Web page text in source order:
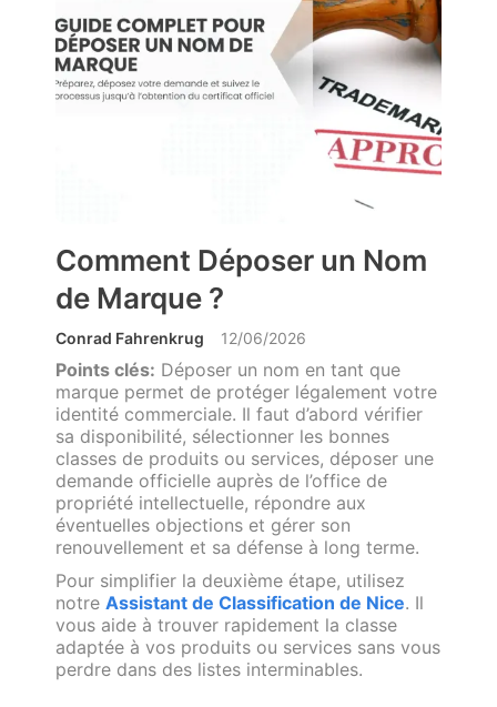
Comment Déposer un Nom
de Marque ?
Conrad Fahrenkrug 12/06/2026
Points clés: Déposer un nom en tant que
marque permet de protéger légalement votre
identité commerciale. Il faut d’abord vérifier
sa disponibilité, sélectionner les bonnes
classes de produits ou services, déposer une
demande officielle auprès de l’office de
propriété intellectuelle, répondre aux
éventuelles objections et gérer son
renouvellement et sa défense à long terme.
Pour simplifier la deuxième étape, utilisez
notre Assistant de Classification de Nice. Il
vous aide à trouver rapidement la classe
adaptée à vos produits ou services sans vous
perdre dans des listes interminables.